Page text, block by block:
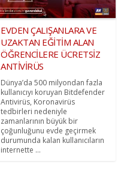
EVDEN ÇALIŞANLARA VE
UZAKTAN EĞİTİM ALAN
ÖĞRENCİLERE ÜCRETSİZ
ANTİVİRÜS
Dünya’da 500 milyondan fazla
kullanıcıyı koruyan Bitdefender
Antivirüs, Koronavirüs
tedbirleri nedeniyle
zamanlarının büyük bir
çoğunluğunu evde geçirmek
durumunda kalan kullanıcıların
internette ...